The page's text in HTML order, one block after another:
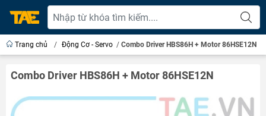
Trang chủ / Động Cơ - Servo / Combo Driver HBS86H + Motor 86HSE12N
Combo Driver HBS86H + Motor 86HSE12N